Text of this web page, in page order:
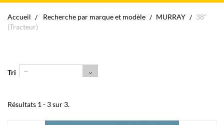
Accueil Recherche par marque et modèle MURRAY
38"
(Tracteur)
Tri --
Résultats 1 - 3 sur 3.